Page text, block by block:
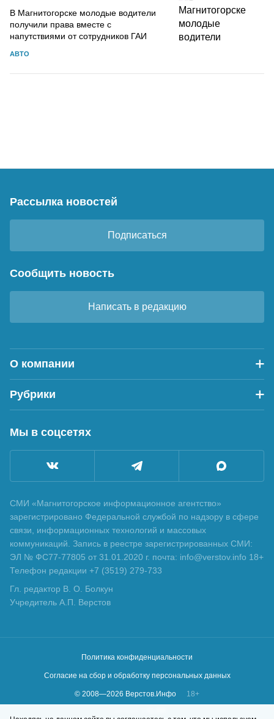
В Магнитогорске молодые водители
получили права вместе с
напутствиями от сотрудников ГАИ
АВТО
Рассылка новостей
Подписаться
Сообщить новость
Написать в редакцию
О компании
Рубрики
Мы в соцсетях
СМИ «Магнитогорское информационное агентство»
зарегистрировано Федеральной службой по надзору в сфере
связи, информационных технологий и массовых
коммуникаций. Запись в реестре зарегистрированных СМИ:
ЭЛ № ФС77-77805 от 31.01.2020 г. почта: info@verstov.info 18+
Телефон редакции +7 (3519) 279-733
Гл. редактор В. О. Болкун
Учредитель А.П. Верстов
Политика конфиденциальности
Согласие на сбор и обработку персональных данных
© 2008—2026 Верстов.Инфо
18+